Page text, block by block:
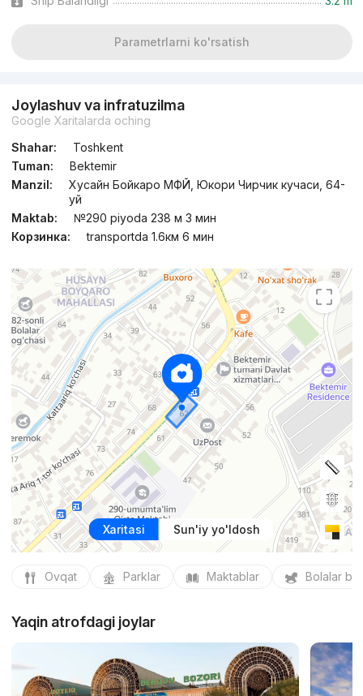
Parametrlarni ko'rsatish
Joylashuv va infratuzilma
Google Xaritalarda oching
Shahar:
Toshkent
Tuman:
Bektemir
Manzil:
Хусайн Бойкаро МФЙ, Юкори Чирчик кучаси, 64-
уй
Maktab:
№290 piyoda 238 м 3 мин
Корзинка:
transportda 1.6км 6 мин
Xaritasi Sun'iy yo'ldosh
Ovqat Parklar Maktablar Bolalar
Yaqin atrofdagi joylar